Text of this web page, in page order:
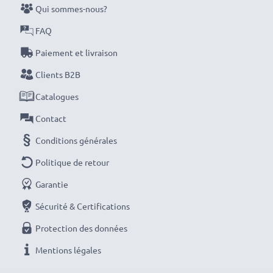
Optez pour subtel et ne faites aucun compromis sur la
qualité. Passez votre commande dès maintenant !
Qui sommes-nous?
FAQ
Paiement et livraison
Clients B2B
Catalogues
Contact
Conditions générales
Politique de retour
Garantie
Sécurité & Certifications
Protection des données
Mentions légales